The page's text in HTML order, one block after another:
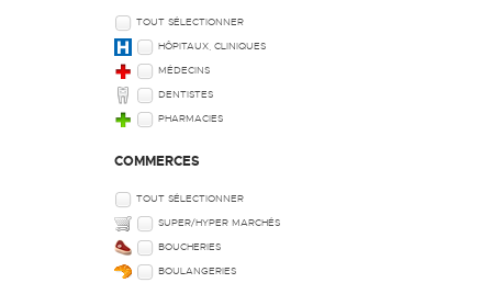
TOUT SÉLECTIONNER
HÔPITAUX, CLINIQUES
MÉDECINS
DENTISTES
PHARMACIES
COMMERCES
TOUT SÉLECTIONNER
SUPER/HYPER MARCHÉS
BOUCHERIES
BOULANGERIES